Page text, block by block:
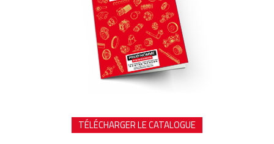
TÉLÉCHARGER LE CATALOGUE